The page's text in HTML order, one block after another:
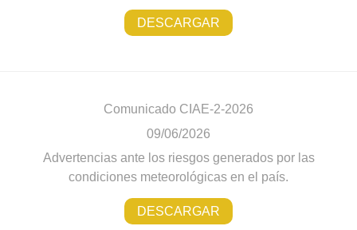
DESCARGAR
Comunicado CIAE-2-2026
09/06/2026
Advertencias ante los riesgos generados por las
condiciones meteorológicas en el país.
DESCARGAR